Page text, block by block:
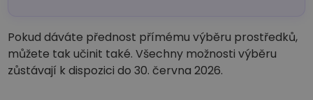
Pokud dáváte přednost přímému výběru prostředků,
můžete tak učinit také. Všechny možnosti výběru
zůstávají k dispozici do 30. června 2026.